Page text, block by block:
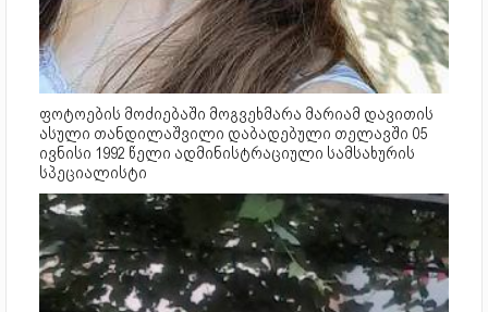
ფოტოების მოძიებაში მოგვეხმარა მარიამ დავითის
ასული თანდილაშვილი დაბადებული თელავში 05
ივნისი 1992 წელი ადმინისტრაციული სამსახურის
სპეციალისტი